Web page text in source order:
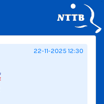
22-11-2025 12:30